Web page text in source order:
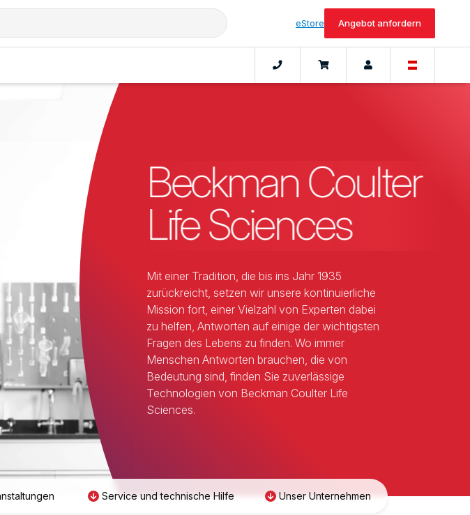
eStore Angebot anfordern
Beckman Coulter
Life Sciences
Mit einer Tradition, die bis ins Jahr 1935
zurückreicht, setzen wir unsere kontinuierliche
Mission fort, einer Vielzahl von Experten dabei
zu helfen, Antworten auf einige der wichtigsten
Fragen des Lebens zu finden. Wo immer
Menschen Antworten brauchen, die von
Bedeutung sind, finden Sie zuverlässige
Technologien von Beckman Coulter Life
Sciences.
Service und technische Hilfe Unser Unternehmen